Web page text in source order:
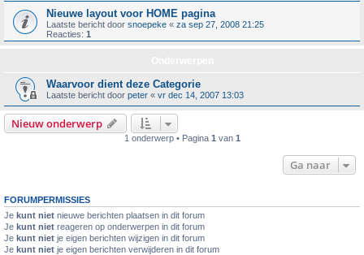
Nieuwe layout voor HOME pagina
Laatste bericht door snoepeke « za sep 27, 2008 21:25
Reacties: 1
Waarvoor dient deze Categorie
Laatste bericht door peter « vr dec 14, 2007 13:03
Nieuw onderwerp
1 onderwerp • Pagina 1 van 1
Ga naar
FORUMPERMISSIES
Je kunt niet nieuwe berichten plaatsen in dit forum
Je kunt niet reageren op onderwerpen in dit forum
Je kunt niet je eigen berichten wijzigen in dit forum
Je kunt niet je eigen berichten verwijderen in dit forum